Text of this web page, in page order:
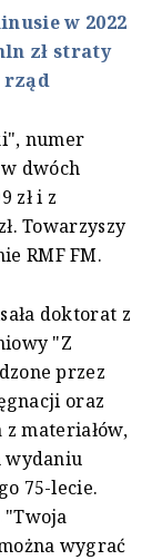
w 2022
zł straty
rząd
numer
dwóch
zł i z
Towarzyszy
RMF FM.
doktorat z
"Z
przez
oraz
materiałów,
wydaniu
75-lecie.
"Twoja
wygrać